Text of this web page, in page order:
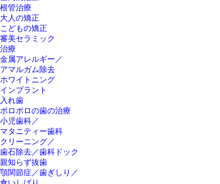
根管治療
大人の矯正
こどもの矯正
審美セラミック
治療
金属アレルギー／
アマルガム除去
ホワイトニング
インプラント
入れ歯
ボロボロの歯の治療
小児歯科／
マタニティー歯科
クリーニング／
歯石除去／歯科ドック
親知らず抜歯
顎関節症／歯ぎしり／